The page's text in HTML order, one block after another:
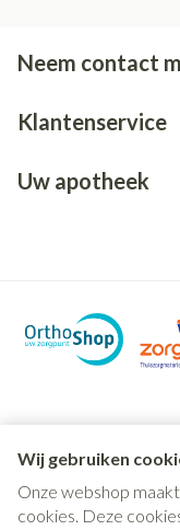
Wij gebruiken
Onze webshop
cookies. Deze
Neem contact
Klantenservice
Uw apotheek
Juridische links